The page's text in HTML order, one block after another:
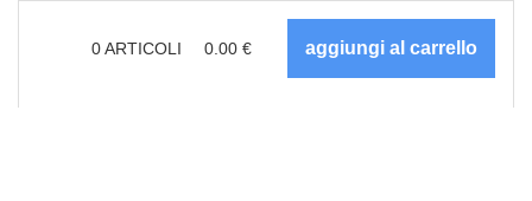
0ARTICOLI 0.00 €